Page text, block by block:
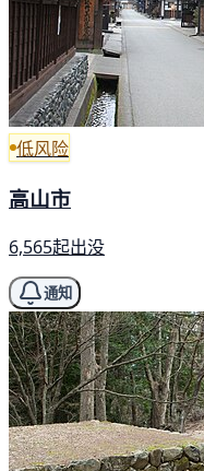
低风险
高山市
6,565起出没
通知